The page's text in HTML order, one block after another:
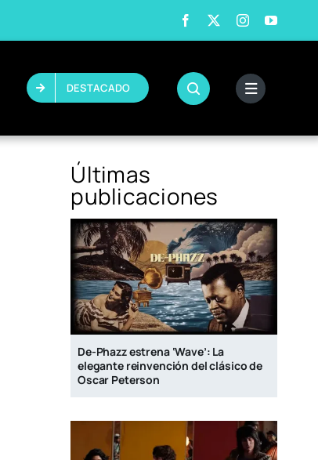
DESTACADO
Últimas
publicaciones
De-Phazz estrena ‘Wave’: La
elegante reinvención del clásico de
Oscar Peterson